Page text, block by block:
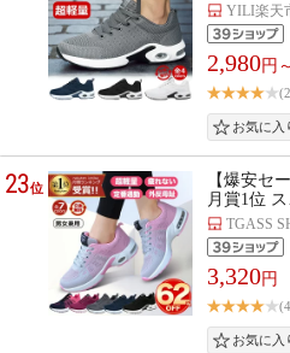
YILI楽天
2,980円～
23位
【爆安セ
月賞1位 ス
TGASS
3,320円